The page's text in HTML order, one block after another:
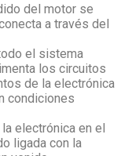
del motor se
a través del
el sistema
los circuitos
de la electrónica
condiciones
electrónica en el
ligada con la